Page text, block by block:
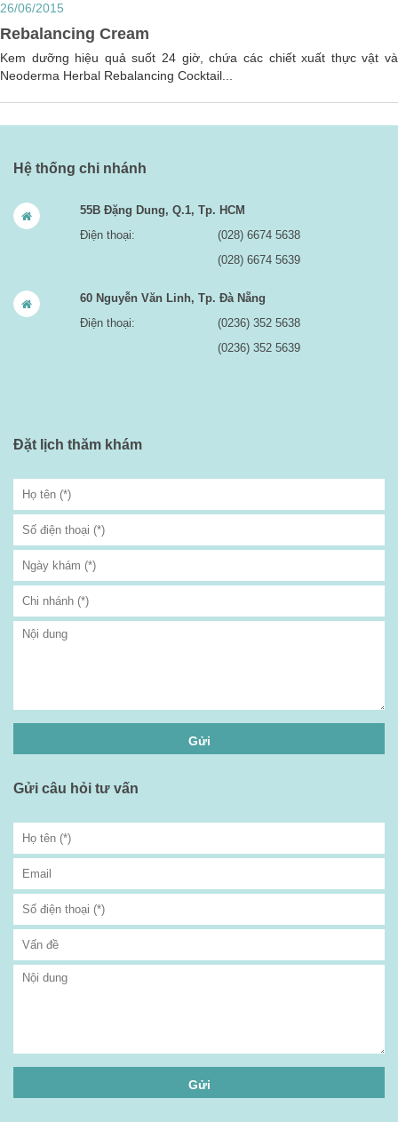
26/06/2015
Rebalancing Cream
Kem dưỡng hiệu quả suốt 24 giờ, chứa các chiết xuất thực vật và
Neoderma Herbal Rebalancing Cocktail...
Hệ thống chi nhánh
55B Đặng Dung, Q.1, Tp. HCM
Điện thoại:
(028) 6674 5638
(028) 6674 5639
60 Nguyễn Văn Linh, Tp. Đà Nẵng
Điện thoại:
(0236) 352 5638
(0236) 352 5639
Đặt lịch thăm khám
Gửi câu hỏi tư vấn